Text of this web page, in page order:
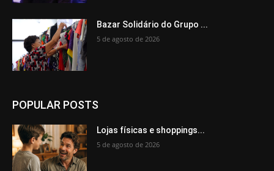
Bazar Solidário do Grupo ...
5 de agosto de 2026
POPULAR POSTS
Lojas físicas e shoppings...
5 de agosto de 2026